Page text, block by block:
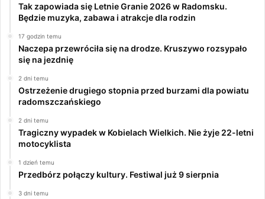
Tak zapowiada się Letnie Granie 2026 w Radomsku.
Będzie muzyka, zabawa i atrakcje dla rodzin
17 godzin temu
Naczepa przewróciła się na drodze. Kruszywo rozsypało
się na jezdnię
2 dni temu
Ostrzeżenie drugiego stopnia przed burzami dla powiatu
radomszczańskiego
2 dni temu
Tragiczny wypadek w Kobielach Wielkich. Nie żyje 22-letni
motocyklista
1 dzień temu
Przedbórz połączy kultury. Festiwal już 9 sierpnia
3 dni temu